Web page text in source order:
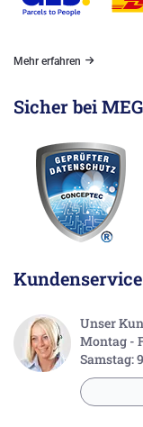
Mehr erfahren
Sicher bei
Kundenservice
Unser
Montag -
Samstag: